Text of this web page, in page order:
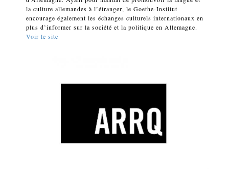
la culture allemandes à l’étranger, le Goethe-Institut
encourage également les échanges culturels internationaux en
plus d’informer sur la société et la politique en Allemagne.
Voir le site